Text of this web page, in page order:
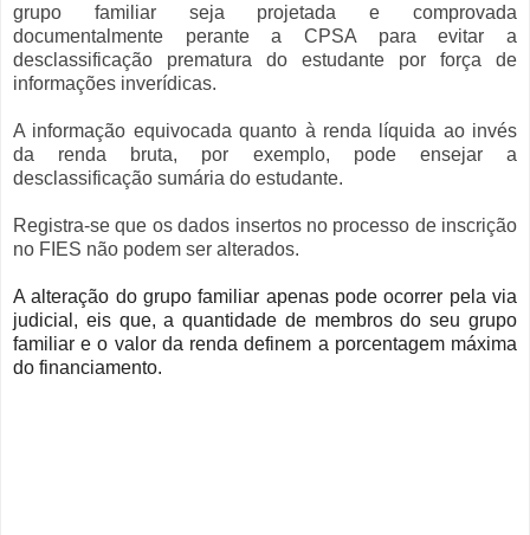
grupo familiar seja projetada e comprovada
documentalmente perante a CPSA para evitar a
desclassificação prematura do estudante por força de
informações inverídicas.
A informação equivocada quanto à renda líquida ao invés
da renda bruta, por exemplo, pode ensejar a
desclassificação sumária do estudante.
Registra-se que os dados insertos no processo de inscrição
no FIES não podem ser alterados.
A alteração do grupo familiar apenas pode ocorrer pela via
judicial, eis que, a quantidade de membros do seu grupo
familiar e o valor da renda definem a porcentagem máxima
do financiamento.